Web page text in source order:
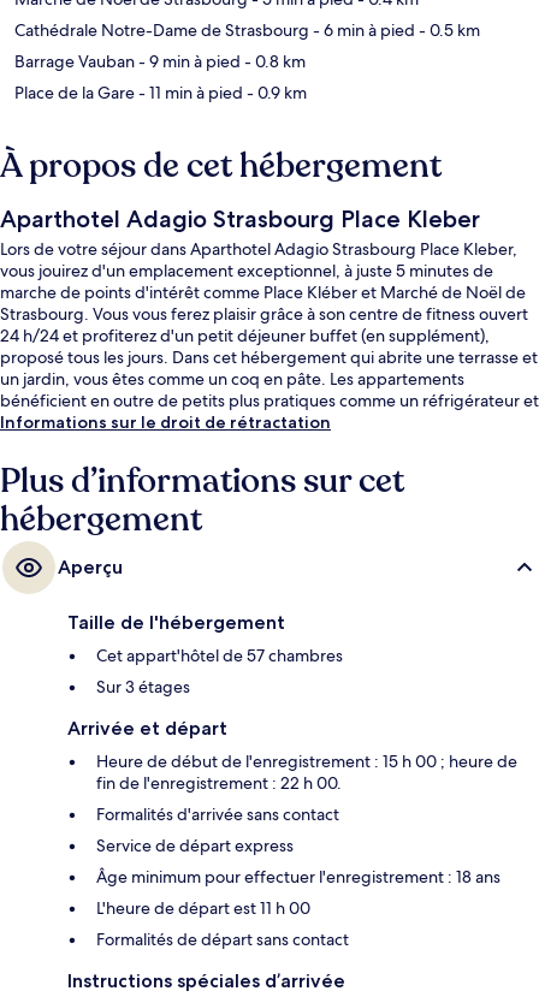
Cathédrale Notre-Dame de Strasbourg - 6 min à pied - 0.5 km
Barrage Vauban- 9 min à pied - 0.8 km
Place de la Gare- 11 min à pied - 0.9 km
À propos de cet hébergement
Aparthotel Adagio Strasbourg Place Kleber
Lors de votre séjour dans Aparthotel Adagio Strasbourg Place Kleber,
vous jouirez d'un emplacement exceptionnel, à juste 5 minutes de
marche de points d'intérêt comme Place Kléber et Marché de Noël de
Strasbourg. Vous vous ferez plaisir grâce à son centre de fitness ouvert
24 h/24 et profiterez d'un petit déjeuner buffet (en supplément),
proposé tous les jours. Dans cet hébergement qui abrite une terrasse et
un jardin, vous êtes comme un coq en pâte. Les appartements
bénéficient en outre de petits plus pratiques comme un réfrigérateur et
un micro-ondes. Quelques minutes de marche seulement séparent
Fer est accessible en quelques foulées et Arrêt de tram Broglie se situe
à 3 min à pied.
Informations sur le droit de rétractation
Plus d’informations sur cet
hébergement
Aperçu
Taille de l'hébergement
Cet appart'hôtel de 57 chambres
Sur 3 étages
Arrivée et départ
Heure de début de l'enregistrement : 15 h 00 ; heure de
fin de l'enregistrement : 22 h 00.
Formalités d'arrivée sans contact
Service de départ express
Âge minimum pour effectuer l'enregistrement : 18 ans
L'heure de départ est 11 h 00
Formalités de départ sans contact
Instructions spéciales d’arrivée